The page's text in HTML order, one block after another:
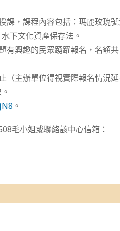
課，課程內容包括：瑪麗玫瑰
下文化資產保存法。
有興趣的民眾踴躍報名，名額共
（主辦單位得視實際報名情況延
。
毛小姐或聯絡該中心信箱：